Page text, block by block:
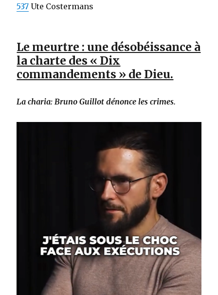
537 Ute Costermans
Le meurtre : une désobéissance à
la charte des « Dix
commandements » de Dieu.
La charia: Bruno Guillot dénonce les crimes.